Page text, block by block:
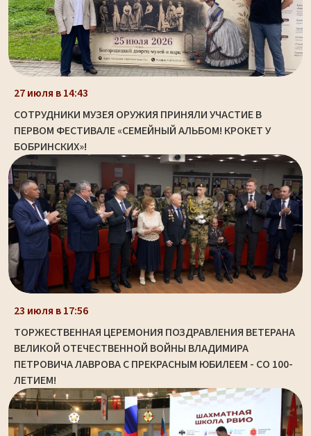
27 июля в 14:43
СОТРУДНИКИ МУЗЕЯ ОРУЖИЯ ПРИНЯЛИ УЧАСТИЕ В
ПЕРВОМ ФЕСТИВАЛЕ «СЕМЕЙНЫЙ АЛЬБОМ! КРОКЕТ У
БОБРИНСКИХ»!
23 июля в 17:56
ТОРЖЕСТВЕННАЯ ЦЕРЕМОНИЯ ПОЗДРАВЛЕНИЯ ВЕТЕРАНА
ВЕЛИКОЙ ОТЕЧЕСТВЕННОЙ ВОЙНЫ ВЛАДИМИРА
ПЕТРОВИЧА ЛАВРОВА С ПРЕКРАСНЫМ ЮБИЛЕЕМ - СО 100-
ЛЕТИЕМ!